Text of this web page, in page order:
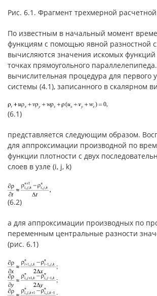
Рис. 6.1. Фрагмент трехмерной расчетной
По известным в начальный момент
функциям с помощью явной разностной
вычисляются значения искомых функций
точках прямоугольного
вычислительная процедура для первого
системы (4.1), записанного в скалярном
(6.1)
представляется следующим образом.
для аппроксимации производной по
функции плотности с двух
слоев в узле (i, j, k)
(6.2)
а для аппроксимации производных по
переменным центральные разности
(рис. 6.1)